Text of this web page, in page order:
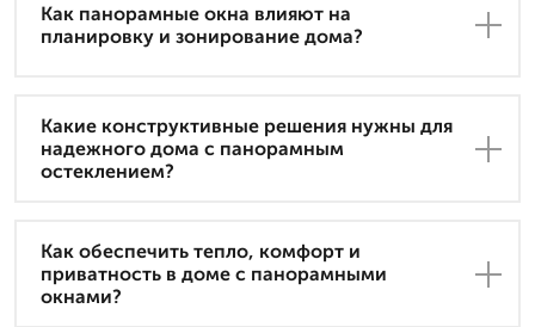
Как панорамные окна влияют на
планировку и зонирование дома?
Какие конструктивные решения нужны для
надежного дома с панорамным
остеклением?
Как обеспечить тепло, комфорт и
приватность в доме с панорамными
окнами?